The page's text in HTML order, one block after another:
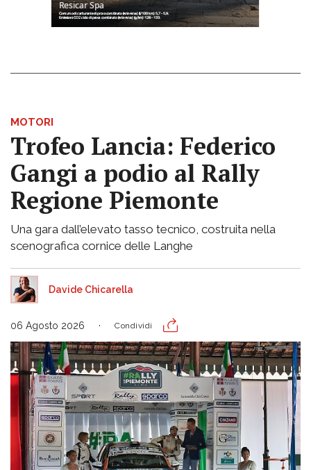
MOTORI
Trofeo Lancia: Federico
Gangi a podio al Rally
Regione Piemonte
Una gara dall’elevato tasso tecnico, costruita nella
scenografica cornice delle Langhe
Davide Chicarella
06 Agosto 2026 Condividi